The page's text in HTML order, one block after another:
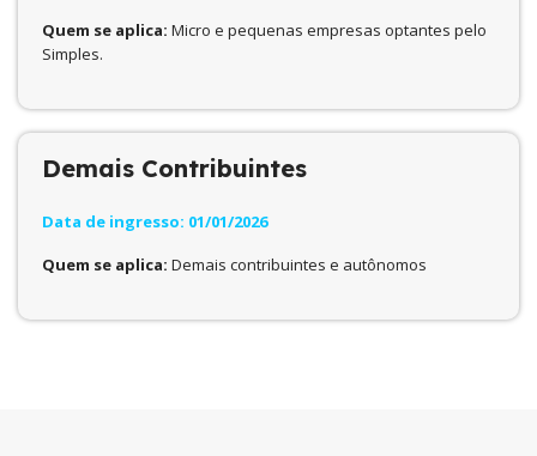
Quem se aplica: Micro e pequenas empresas optantes pelo
Simples.
Demais Contribuintes
Data de ingresso: 01/01/2026
Quem se aplica: Demais contribuintes e autônomos